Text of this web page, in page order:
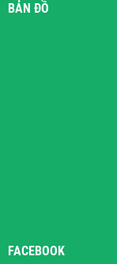
BẢN ĐỒ
FACEBOOK